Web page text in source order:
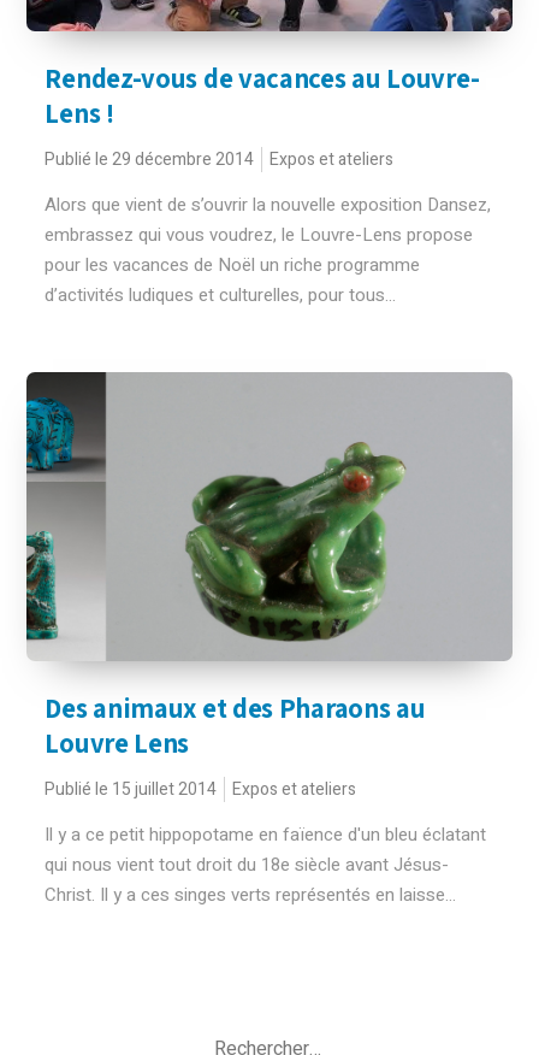
Rendez-vous de vacances au Louvre-
Lens !
Publié le 29 décembre 2014 Expos et ateliers
Alors que vient de s’ouvrir la nouvelle exposition Dansez,
embrassez qui vous voudrez, le Louvre-Lens propose
pour les vacances de Noël un riche programme
d’activités ludiques et culturelles, pour tous...
Des animaux et des Pharaons au
Louvre Lens
Publié le 15 juillet 2014 Expos et ateliers
Il y a ce petit hippopotame en faïence d'un bleu éclatant
qui nous vient tout droit du 18e siècle avant Jésus-
Christ. Il y a ces singes verts représentés en laisse...